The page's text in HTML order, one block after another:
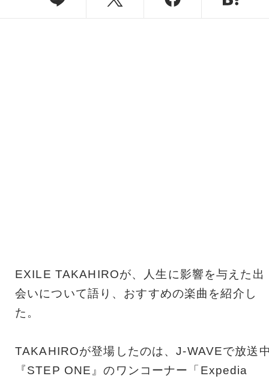
EXILE TAKAHIROが、人生に影響を与えた出
会いについて語り、おすすめの楽曲を紹介し
た。
TAKAHIROが登場したのは、J-WAVEで放送
『STEP ONE』のワンコーナー「Expedia